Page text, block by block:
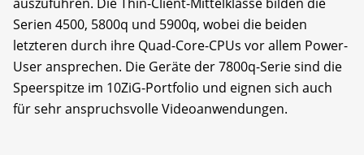
Serien 4500, 5800q und 5900q, wobei die beiden
letzteren durch ihre Quad-Core-CPUs vor allem Power-
User ansprechen. Die Geräte der 7800q-Serie sind die
Speerspitze im 10ZiG-Portfolio und eignen sich auch
für sehr anspruchsvolle Videoanwendungen.